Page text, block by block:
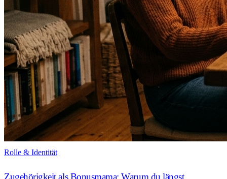
Rolle & Identität
Zugehörigkeit als Bonusmama: Warum du längst